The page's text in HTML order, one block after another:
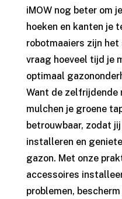
iMOW nog beter om
hoeken en kanten je
robotmaaiers zijn
vraag hoeveel tijd je
optimaal
Want de zelfrijdende
mulchen je groene
betrouwbaar, zodat
installeren en
gazon. Met onze
accessoires
problemen,